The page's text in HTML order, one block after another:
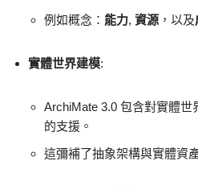
例如概念： 能力, 資源 ，以及
實體世界建模:
ArchiMate 3.0 包含對實體
的支援。
這彌補了抽象架構與實體資